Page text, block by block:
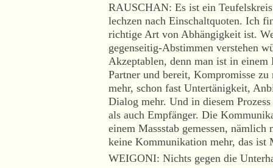
RAUSCHAN: Es ist ein
lechzen nach Einschaltquoten. Ich
richtige Art von Abhängigkeit ist.
gegenseitig-Abstimmen verstehen
Akzeptablen, denn man ist in
Partner und bereit, Kompromisse
mehr, schon fast Untertänigkeit,
Dialog mehr. Und in diesem
als auch Empfänger. Die
einem Massstab gemessen,
keine Kommunikation mehr, das ist
WEIGONI: Nichts gegen die